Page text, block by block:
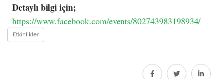
Detaylı bilgi için;
https://www.facebook.com/events/802743983198934/
Etkinlikler